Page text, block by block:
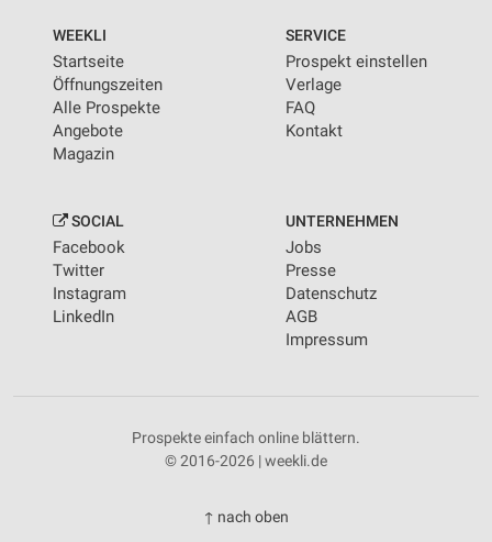
WEEKLI
Startseite
Öffnungszeiten
Alle Prospekte
Angebote
Magazin
SERVICE
Prospekt einstellen
Verlage
FAQ
Kontakt
SOCIAL
Facebook
Twitter
Instagram
LinkedIn
UNTERNEHMEN
Jobs
Presse
Datenschutz
AGB
Impressum
Prospekte einfach online blättern.
© 2016-2026 | weekli.de
↑ nach oben